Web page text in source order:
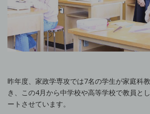
昨年度、家政学専攻では7名の学生が家庭科
き、この4月から中学校や高等学校で教員と
ートさせています。